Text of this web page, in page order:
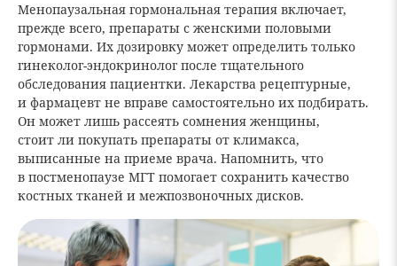
Менопаузальная гормональная терапия включает,
прежде всего, препараты с женскими половыми
гормонами. Их дозировку может определить только
гинеколог-эндокринолог после тщательного
обследования пациентки. Лекарства рецептурные,
и фармацевт не вправе самостоятельно их подбирать.
Он может лишь рассеять сомнения женщины,
стоит ли покупать препараты от климакса,
выписанные на приеме врача. Напомнить, что
в постменопаузе МГТ помогает сохранить качество
костных тканей и межпозвоночных дисков.